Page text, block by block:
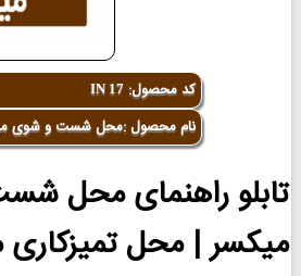
کد محصول: IN 17
نام محصول :محل شست و شوی
تابلو راهنمای محل
میکسر | محل